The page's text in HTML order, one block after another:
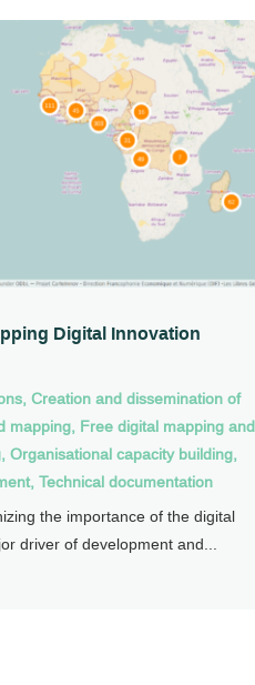
Digital Innovation
,Creation and dissemination of
mapping, Free digital mapping and
,Organisational capacity building,
,Technical documentation
the importance of the digital
driver of development and...